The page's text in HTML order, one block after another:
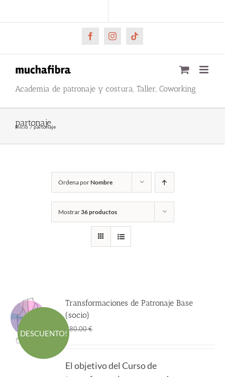
al
FacebookInstagramTiktok
Academia de patronaje y costura, Taller, Coworking
partonaje
Inicio partonaje
Ordena porNombre
Mostrar36 productos
DESCUENTO!
Transformaciones de Patronaje Base
(socio)
380.00€
era:
es:
El objetivo del Curso de